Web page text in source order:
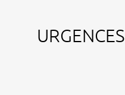
URGENCES